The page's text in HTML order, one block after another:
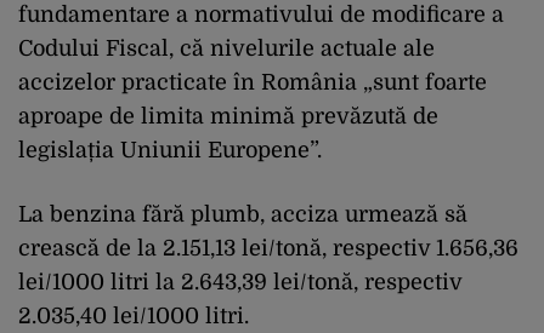
fundamentare a normativului de modificare a
Codului Fiscal, că nivelurile actuale ale
accizelor practicate în România „sunt foarte
aproape de limita minimă prevăzută de
legislația Uniunii Europene”.
La benzina fără plumb, acciza urmează să
crească de la 2.151,13 lei/tonă, respectiv 1.656,36
lei/1000 litri la 2.643,39 lei/tonă, respectiv
2.035,40 lei/1000 litri.